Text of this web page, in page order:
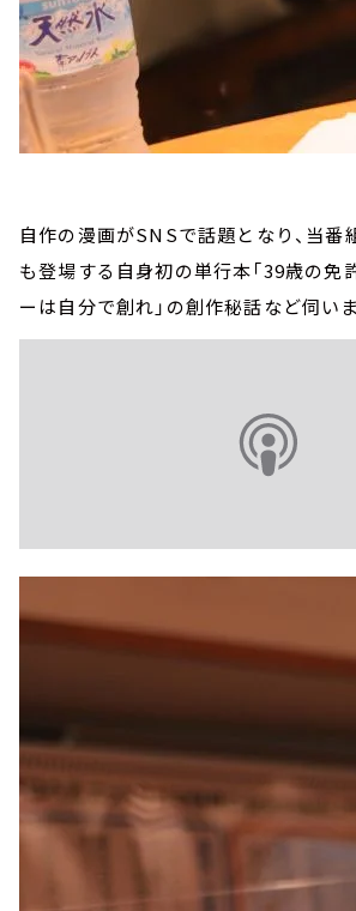
自作の漫画がSNSで話題となり、当番
も登場する自身初の単行本「39歳の
ーは自分で創れ」の創作秘話など伺いま